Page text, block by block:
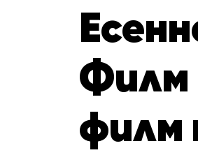
Филм
филм